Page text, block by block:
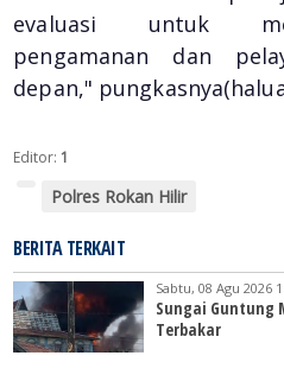
evaluasi untuk
pengamanan dan
depan,"
Editor:1
Polres Rokan Hilir
BERITA TERKAIT
Sabtu, 08 Agu 2026
Sungai Guntung
Terbakar